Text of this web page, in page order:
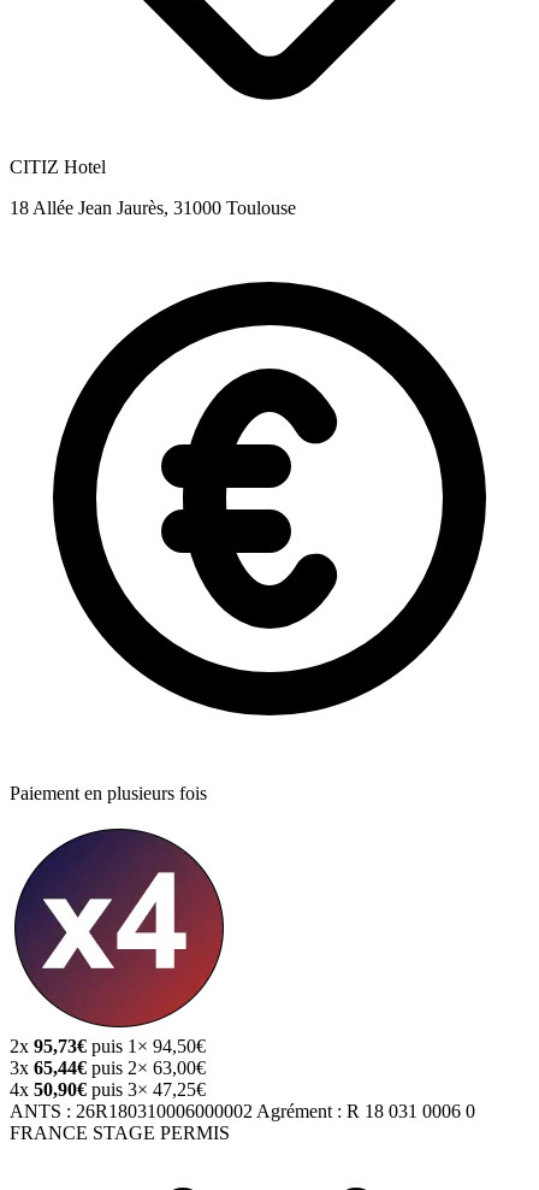
CITIZ Hotel
18 Allée Jean Jaurès, 31000 Toulouse
Paiement en plusieurs fois
2x 95,73€ puis 1× 94,50€
3x 65,44€ puis 2× 63,00€
4x 50,90€ puis 3× 47,25€
ANTS : 26R180310006000002 Agrément : R 18 031 0006 0
FRANCE STAGE PERMIS